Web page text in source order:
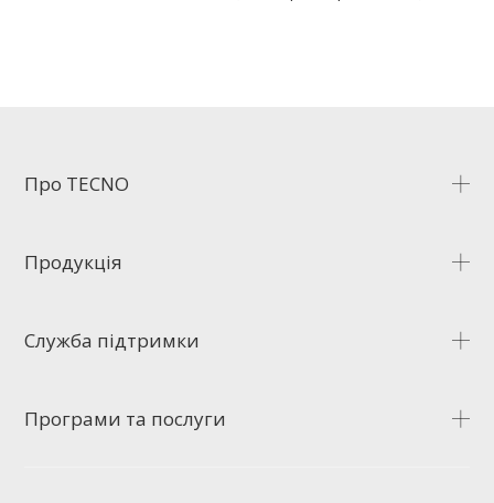
Про TECNO
Продукція
Аксесуари
Служба підтримки
Програми та послуги